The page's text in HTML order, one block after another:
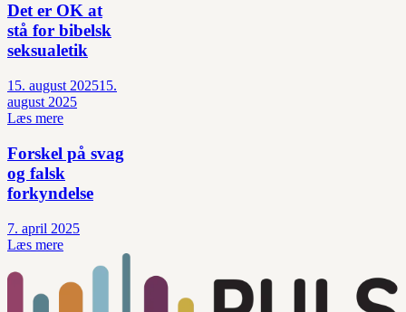
Det er OK at
stå for bibelsk
seksualetik
15. august 202515.
august 2025
Læs mere
Forskel på svag
og falsk
forkyndelse
7. april 2025
Læs mere